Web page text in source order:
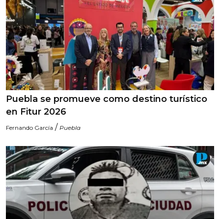
Puebla se promueve como destino turístico
en Fitur 2026
Fernando García / Puebla